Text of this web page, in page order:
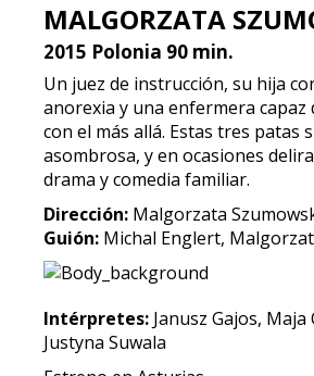
MALGORZATA
2015 Polonia 90 min.
Un juez de instrucción, su hija
anorexia y una enfermera capaz
con el más allá. Estas tres patas
asombrosa, y en ocasiones
drama y comedia familiar.
Dirección: Malgorzata
Guión: Michal Englert,
Intérpretes: Janusz Gajos, Maja
Justyna Suwala